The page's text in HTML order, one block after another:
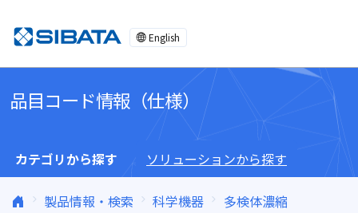
English
品目コード情報（仕様）
カテゴリから探す ソリューションから探す
製品情報・検索 科学機器
多検体濃縮